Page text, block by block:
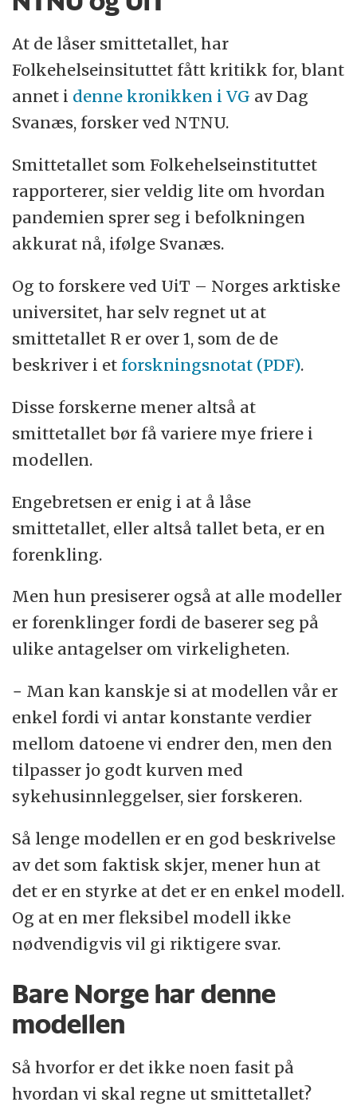
At de låser smittetallet, har
Folkehelseinsituttet fått kritikk for, blant
annet i denne kronikken i VG av Dag
Svanæs, forsker ved NTNU.
Smittetallet som Folkehelseinstituttet
rapporterer, sier veldig lite om hvordan
pandemien sprer seg i befolkningen
akkurat nå, ifølge Svanæs.
Og to forskere ved UiT – Norges arktiske
universitet, har selv regnet ut at
smittetallet R er over 1, som de de
beskriver i et forskningsnotat (PDF).
Disse forskerne mener altså at
smittetallet bør få variere mye friere i
modellen.
Engebretsen er enig i at å låse
smittetallet, eller altså tallet beta, er en
forenkling.
Men hun presiserer også at alle modeller
er forenklinger fordi de baserer seg på
ulike antagelser om virkeligheten.
− Man kan kanskje si at modellen vår er
enkel fordi vi antar konstante verdier
mellom datoene vi endrer den, men den
tilpasser jo godt kurven med
sykehusinnleggelser, sier forskeren.
Så lenge modellen er en god beskrivelse
av det som faktisk skjer, mener hun at
det er en styrke at det er en enkel modell.
Og at en mer fleksibel modell ikke
nødvendigvis vil gi riktigere svar.
Bare Norge har denne
modellen
Så hvorfor er det ikke noen fasit på
hvordan vi skal regne ut smittetallet?